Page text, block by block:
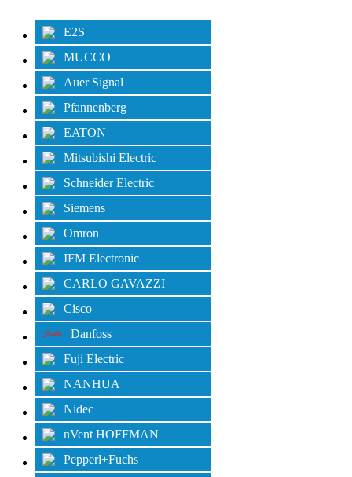
E2S
MUCCO
Auer Signal
Pfannenberg
EATON
Mitsubishi Electric
Schneider Electric
Siemens
Omron
IFM Electronic
CARLO GAVAZZI
Cisco
Danfoss
Fuji Electric
NANHUA
Nidec
nVent HOFFMAN
Pepperl+Fuchs